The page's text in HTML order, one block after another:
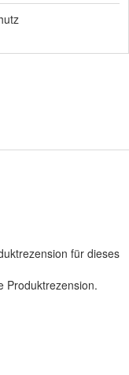
für dieses
Produktrezension.